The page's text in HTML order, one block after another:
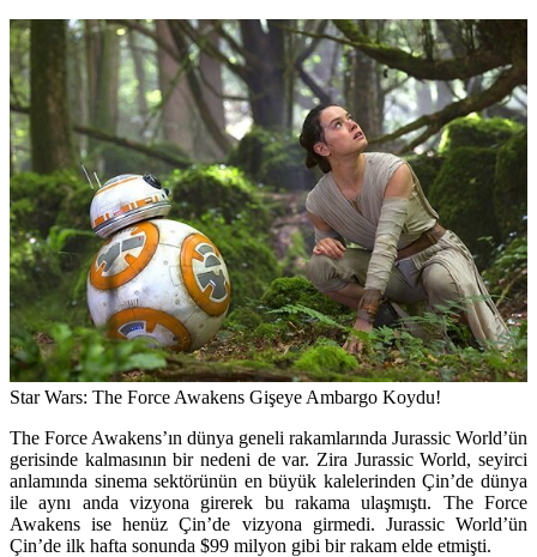
Star Wars: The Force Awakens Gişeye Ambargo Koydu!
The Force Awakens’ın dünya geneli rakamlarında Jurassic World’ün
gerisinde kalmasının bir nedeni de var. Zira Jurassic World, seyirci
anlamında sinema sektörünün en büyük kalelerinden Çin’de dünya
ile aynı anda vizyona girerek bu rakama ulaşmıştı. The Force
Awakens ise henüz Çin’de vizyona girmedi. Jurassic World’ün
Çin’de ilk hafta sonunda $99 milyon gibi bir rakam elde etmişti.